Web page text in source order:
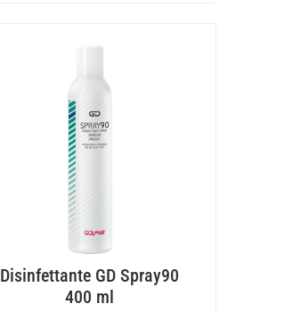
Disinfettante GD Spray90
400 ml